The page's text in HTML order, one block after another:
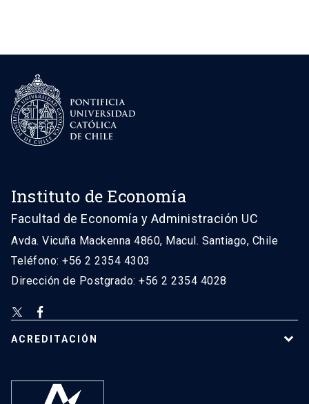
Instituto de Economía
Facultad de Economía y Administración UC
Avda. Vicuña Mackenna 4860, Macul. Santiago, Chile
Teléfono: +56 2 2354 4303
Dirección de Postgrado: +56 2 2354 4028
ACREDITACIÓN